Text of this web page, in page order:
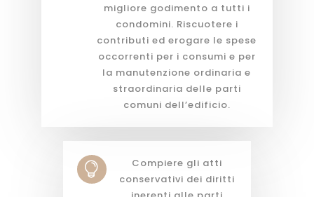
migliore godimento a tutti i
condomini. Riscuotere i
contributi ed erogare le spese
occorrenti per i consumi e per
la manutenzione ordinaria e
straordinaria delle parti
comuni dell’edificio.

Compiere gli atti
conservativi dei diritti